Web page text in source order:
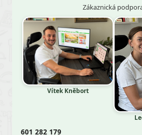
Zákaznická
Vítek Kněbort
601 282 179